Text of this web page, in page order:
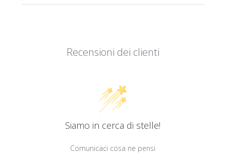
Recensioni dei clienti
Siamo in cerca di stelle!
Comunicaci cosa ne pensi